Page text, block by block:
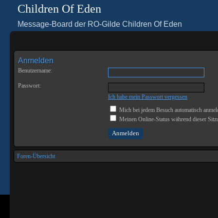
Children Of Eden
Message-Board der RO-Gilde Children Of Eden
Anmelden
Benutzername:
Passwort:
Ich habe mein Passwort vergessen
Mich bei jedem Besuch automatisch
Meinen Online-Status während dieser
Foren-Übersicht